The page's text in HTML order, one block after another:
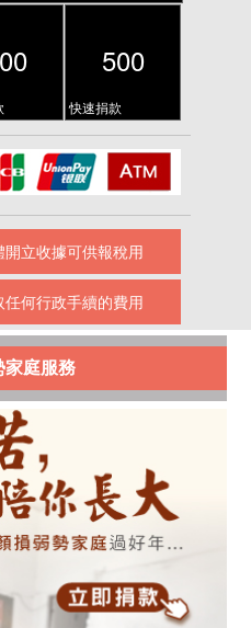
500
快速捐款
立收據可供報稅用
何行政手續的費用
家庭服務